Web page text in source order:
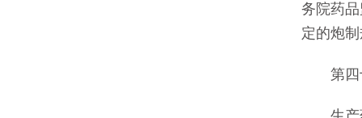
务院药
定的炮
第四十